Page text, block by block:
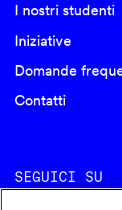
I nostri studenti
Iniziative
Domande
Contatti
SEGUICI SU